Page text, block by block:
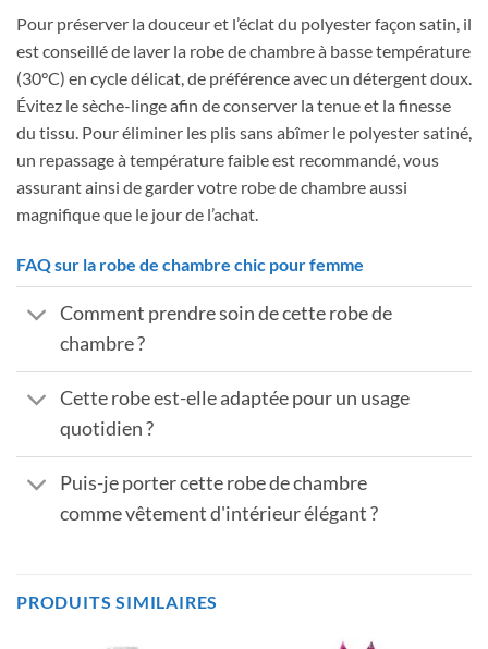
Pour préserver la douceur et l’éclat du polyester façon satin, il
est conseillé de laver la robe de chambre à basse température
(30°C) en cycle délicat, de préférence avec un détergent doux.
Évitez le sèche-linge afin de conserver la tenue et la finesse
du tissu. Pour éliminer les plis sans abîmer le polyester satiné,
un repassage à température faible est recommandé, vous
assurant ainsi de garder votre robe de chambre aussi
magnifique que le jour de l’achat.
FAQ sur la robe de chambre chic pour femme
Comment prendre soin de cette robe de
chambre ?
Cette robe est-elle adaptée pour un usage
quotidien ?
Puis-je porter cette robe de chambre
comme vêtement d'intérieur élégant ?
PRODUITS SIMILAIRES